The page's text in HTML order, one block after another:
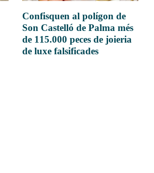
Confisquen al polígon de
Son Castelló de Palma més
de 115.000 peces de joieria
de luxe falsificades